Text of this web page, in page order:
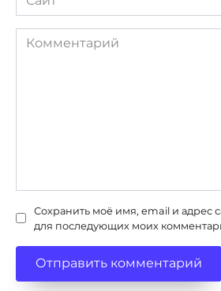
Комментарий
Сохранить моё имя, email и адрес
для последующих моих